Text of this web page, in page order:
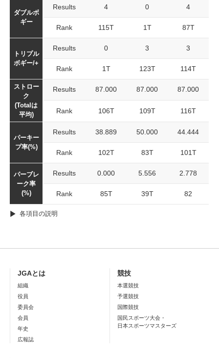
ダブルボ
ギー
Results 4 0 4
Rank 115T 1T 87T
トリプル
ボギー/+
Results 0 3 3
Rank 1T 123T 114T
ストロー
ク
(Totalは
平均)
Results 87.000 87.000 87.000
Rank 106T 109T 116T
パーキー
プ率(%)
Results 38.889 50.000 44.444
Rank 102T 83T 101T
パーブレ
ーク率
(%)
Results 0.000 5.556 2.778
Rank 85T 39T 82
各項目の説明
JGAとは
組織
役員
委員会
会員
年史
広報誌
競技
本選競技
予選競技
国際競技
国民スポーツ大会・
日本スポーツマスターズ